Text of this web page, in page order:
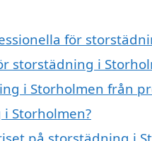
för
storstädning i
i Storholmen från
Storholmen?